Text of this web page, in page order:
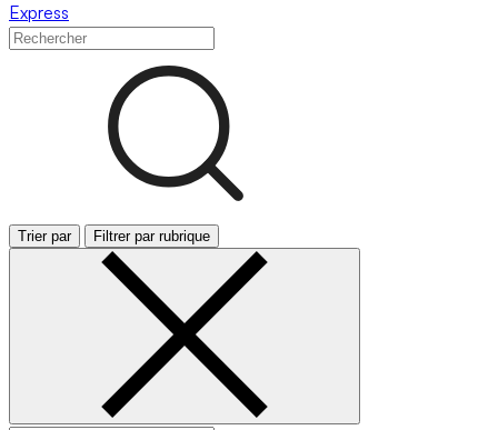
Express
Trier par Filtrer par rubrique